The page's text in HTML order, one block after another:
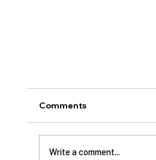
• 서대석 목자 단기 선
이스라엘 단기 선교를
부탁 드립니다. • 가정
평신도 세미나가 어스
일부터 27일까지 있습
Comments
Write a comment...